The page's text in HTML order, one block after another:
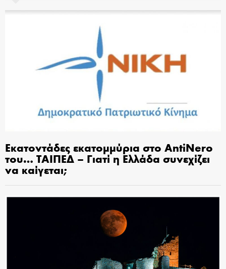
Εκατοντάδες εκατομμύρια στο AntiNero
του… ΤΑΙΠΕΔ – Γιατί η Ελλάδα συνεχίζει
να καίγεται;